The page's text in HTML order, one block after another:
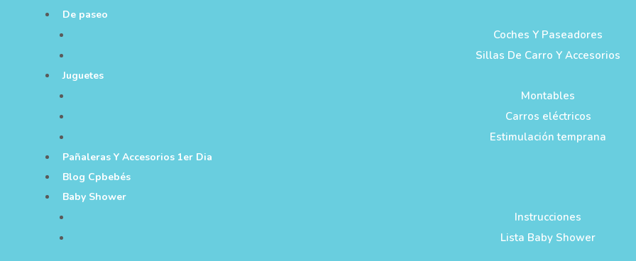
De paseo
Coches Y Paseadores
Sillas De Carro Y Accesorios
Juguetes
Montables
Carros eléctricos
Estimulación temprana
Pañaleras Y Accesorios 1er Dia
Blog Cpbebés
Baby Shower
Instrucciones
Lista Baby Shower